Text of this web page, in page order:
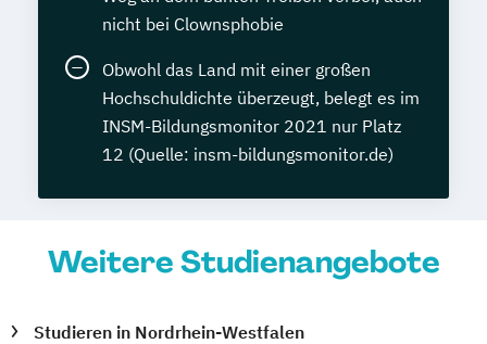
nicht bei Clownsphobie
Obwohl das Land mit einer großen
Hochschuldichte überzeugt, belegt es im
INSM-Bildungsmonitor 2021 nur Platz
12 (Quelle: insm-bildungsmonitor.de)
Weitere Studienangebote
Studieren in Nordrhein-Westfalen